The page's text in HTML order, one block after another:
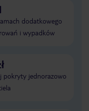
dodatkowego
i wypadków
pokryty jednorazowo